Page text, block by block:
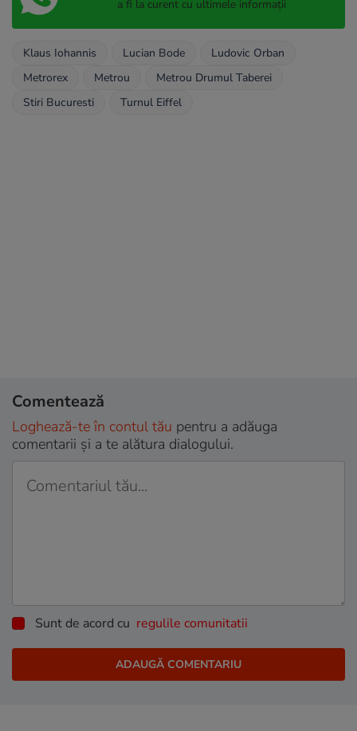
a fi la curent cu ultimele informații
Klaus Iohannis Lucian Bode
Ludovic Orban
Metrorex
Metrou
Metrou Drumul Taberei
Stiri Bucuresti
Turnul Eiffel
Comentează
Loghează-te în contul tău pentru a adăuga
comentarii și a te alătura dialogului.
Sunt de acord cu regulile comunitatii